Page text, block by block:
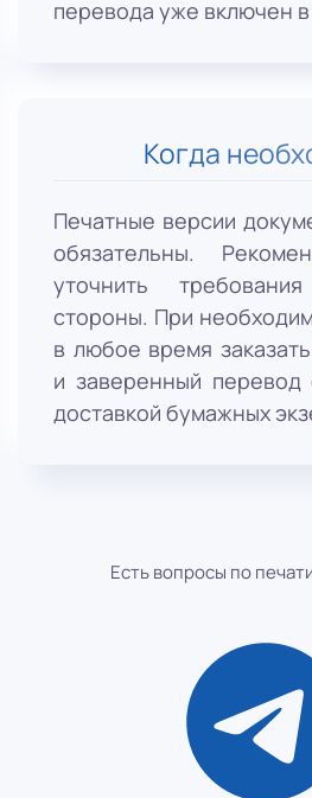
перевода уже включен
Когда
Печатные версии
обязательны.
уточнить
стороны. При
в любое время
и заверенный
доставкой бумажных
Есть вопросы по